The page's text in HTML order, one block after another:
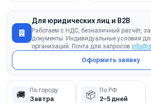
Для юридических лиц и B2B
Работаем с НДС, безналичный расчёт,
документы. Индивидуальные условия
организаций. Почта для запросов
Оформить заявку
🚚 По городу
Завтра 📦 По РФ
2–5 дней